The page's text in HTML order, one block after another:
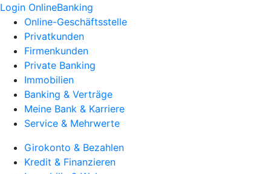
Login OnlineBanking
Online-Geschäftsstelle
Privatkunden
Firmenkunden
Private Banking
Immobilien
Banking & Verträge
Meine Bank & Karriere
Service & Mehrwerte
Girokonto & Bezahlen
Kredit & Finanzieren